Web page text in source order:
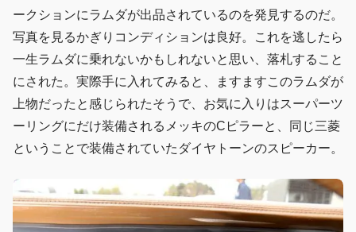
ークションにラムダが出品されているのを発見するのだ。
写真を見るかぎりコンディションは良好。これを逃したら
一生ラムダに乗れないかもしれないと思い、落札すること
にされた。実際手に入れてみると、ますますこのラムダが
上物だったと感じられたそうで、お気に入りはスーパーツ
ーリングにだけ装備されるメッキのCピラーと、同じ三菱
ということで装備されていたダイヤトーンのスピーカー。